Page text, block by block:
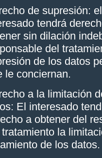
de supresión: el
tendrá
sin dilación
del
de los datos
le conciernan.
a la limitación
El interesado
a obtener del
la
de los datos.